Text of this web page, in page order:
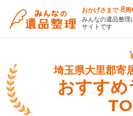
おかげさまで 8周
みんなの遺品整理
サイトです
埼玉県大里郡寄
おすす